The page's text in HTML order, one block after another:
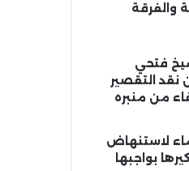
والفرقة
فتحي
نقد التقصير
من منبره
لاستنهاض
بواجبها